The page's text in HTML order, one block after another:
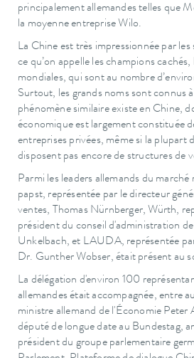
principalement allemandes telles que
la moyenne entreprise Wilo.
La Chine est très impressionnée par
ce qu’on appelle les champions
mondiales, qui sont au nombre
Surtout, les grands noms sont connus
phénomène similaire existe en Chine,
économique est largement constituée
entreprises privées, même si la plupart
disposent pas encore de structures de
Parmi les leaders allemands du
papst, représentée par le directeur
ventes, Thomas Nürnberger, Würth,
président du conseil d'administration
Unkelbach, et LAUDA, représentée
Dr. Gunther Wobser, était présent au
La délégation d'environ 100
allemandes était accompagnée, entre
ministre allemand de l'Économie Peter
député de longue date au Bundestag,
président du groupe parlementaire